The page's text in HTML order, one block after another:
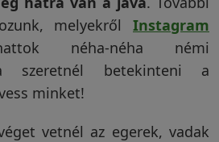
melyekről Instagram
néha-néha némi
szeretnél betekinteni a
minket!
vetnél az egerek, vadak